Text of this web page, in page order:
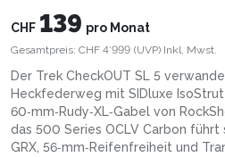
CHF 139 pro Monat
Gesamtpreis: CHF 4’999 (UVP) Inkl. Mwst.
Der Trek CheckOUT SL 5
Heckfederweg mit SIDluxe
60‑mm‑Rudy‑XL‑Gabel von
das 500 Series OCLV Carbon führt
GRX, 56‑mm‑Reifenfreiheit und